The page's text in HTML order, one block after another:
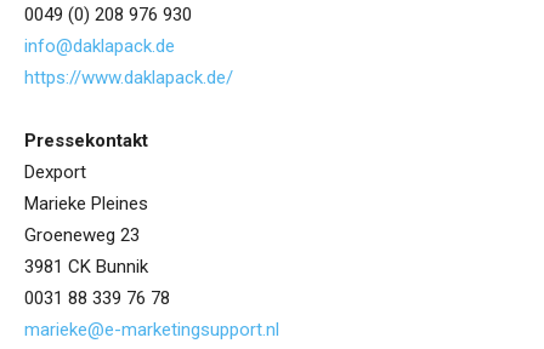
0049 (0) 208 976 930
info@daklapack.de
https://www.daklapack.de/
Pressekontakt
Dexport
Marieke Pleines
Groeneweg 23
3981 CK Bunnik
0031 88 339 76 78
marieke@e-marketingsupport.nl